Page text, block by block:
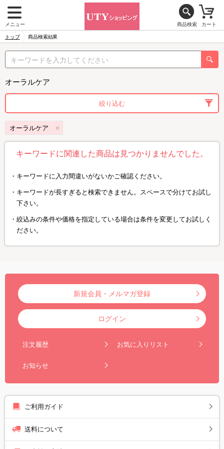
メニュー 商品検索 カート
トップ 商品検索結果
オーラルケア
絞り込む
オーラルケア
キーワードに関連した商品は見つかりませんでした。
キーワードに入力間違いがないかご確認ください。
キーワードが長すぎると検索できません。スペースで分けてお試し
下さい。
絞込みの条件や価格を指定している場合は条件を変更してお試しく
ださい。
新規会員・メルマガ登録
ログイン
注文履歴 お気に入りリスト
お知らせ
ご利用ガイド
送料について